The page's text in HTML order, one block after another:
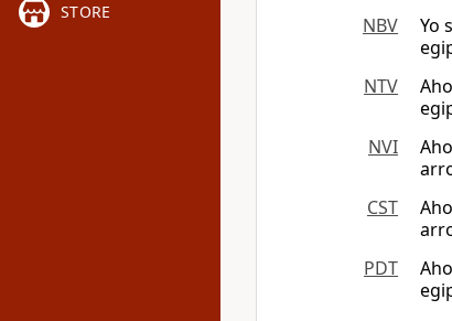
STORE
NBV
Yo
NTV
NVI
CST
PDT